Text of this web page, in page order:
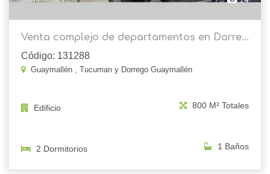
Venta complejo de departamentos en Dorre...
Código: 131288
Guaymallén , Tucuman y Dorrego Guaymallén
Edificio 800 M² Totales
2 Dormitorios 1 Baños